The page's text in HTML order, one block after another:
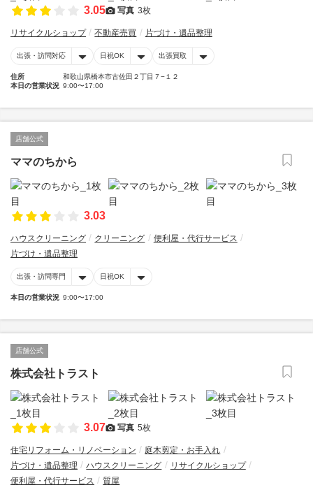
3.05 写真 3枚
リサイクルショップ 不動産売買 片づけ・遺品整理
出張・訪問対応 日祝OK 出張買取
住所
和歌山県橋本市古佐田２丁目７−１２
本日の営業状況 9:00〜17:00
店舗公式
ママのちから
3.03
ハウスクリーニング クリーニング
便利屋・代行サービス
片づけ・遺品整理
出張・訪問専門 日祝OK
本日の営業状況 9:00〜17:00
店舗公式
株式会社トラスト
3.07 写真 5枚
住宅リフォーム・リノベーション
庭木剪定・お手入れ
片づけ・遺品整理
ハウスクリーニング
リサイクルショップ
便利屋・代行サービス
質屋